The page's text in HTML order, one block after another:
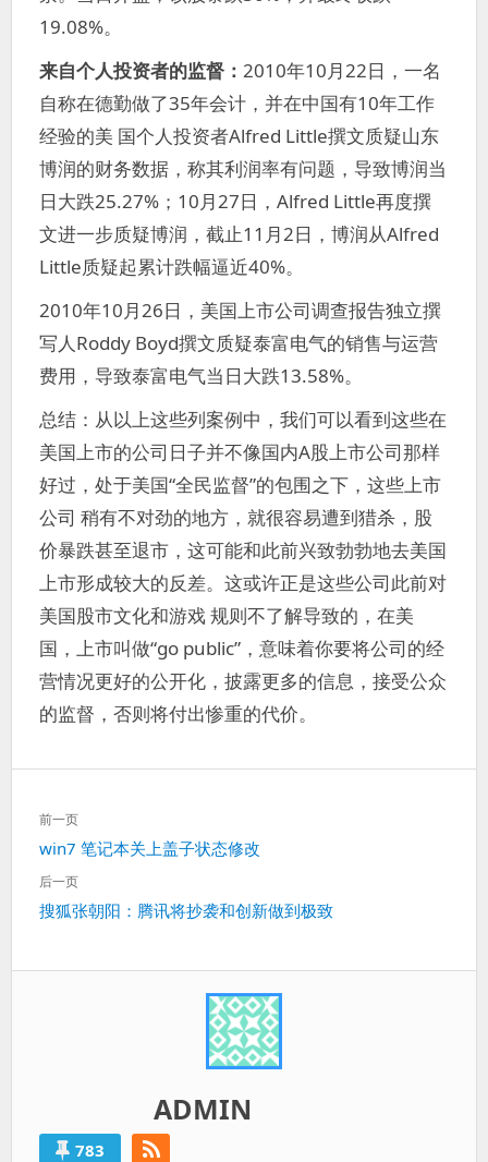
19.08%。
来自个人投资者的监督： 2010年10月22日，一名
自称在德勤做了35年会计，并在中国有10年工作
经验的美 国个人投资者Alfred Little撰文质疑山东
博润的财务数据，称其利润率有问题，导致博润当
日大跌25.27%；10月27日，Alfred Little再度撰
文进一步质疑博润，截止11月2日，博润从Alfred
Little质疑起累计跌幅逼近40%。
2010年10月26日，美国上市公司调查报告独立撰
写人Roddy Boyd撰文质疑泰富电气的销售与运营
费用，导致泰富电气当日大跌13.58%。
总结：从以上这些列案例中，我们可以看到这些在
美国上市的公司日子并不像国内A股上市公司那样
好过，处于美国“全民监督”的包围之下，这些上市
公司 稍有不对劲的地方，就很容易遭到猎杀，股
价暴跌甚至退市，这可能和此前兴致勃勃地去美国
上市形成较大的反差。这或许正是这些公司此前对
美国股市文化和游戏 规则不了解导致的，在美
国，上市叫做“go public”，意味着你要将公司的经
营情况更好的公开化，披露更多的信息，接受公众
的监督，否则将付出惨重的代价。
文
章
导
航
前一页
上
一
win7 笔记本关上盖子状态修改
后一页
下
搜狐张朝阳：腾讯将抄袭和创新做到极致
ADMIN
783